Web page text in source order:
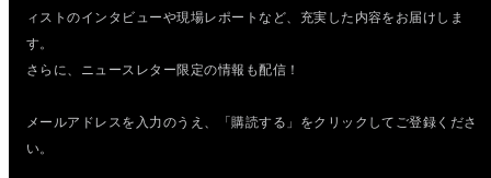
ィストのインタビューや現場レポートなど、充実した内容をお届けしま
す。
さらに、ニュースレター限定の情報も配信！
メールアドレスを入力のうえ、「購読する」をクリックしてご登録くださ
い。